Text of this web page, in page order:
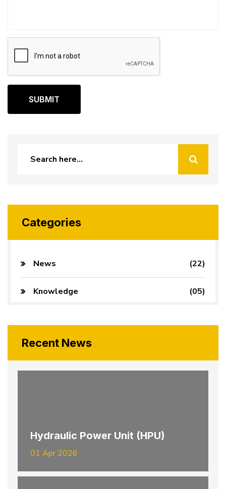
SUBMIT
Categories
News (22)
Knowledge (05)
Recent News
Hydraulic Power Unit (HPU)
01 Apr 2026